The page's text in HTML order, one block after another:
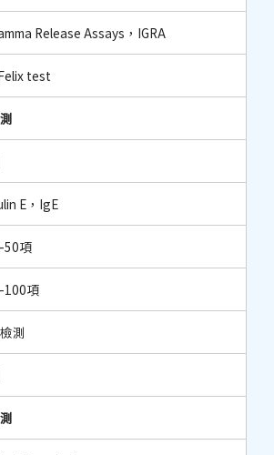
Release Assays，IGRA
test
E，IgE
50項
100項
測